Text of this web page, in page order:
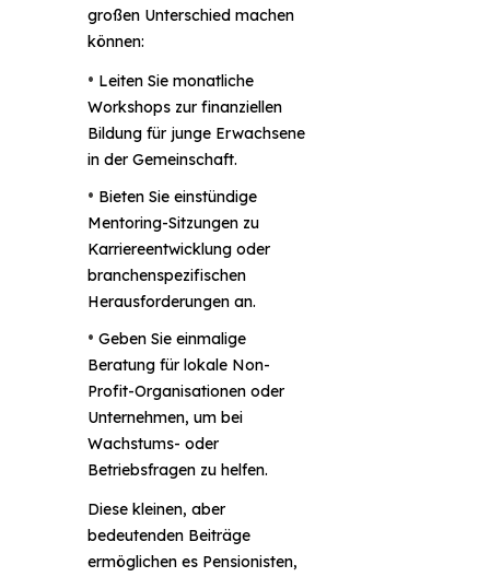
großen Unterschied machen
können:
• Leiten Sie monatliche
Workshops zur finanziellen
Bildung für junge Erwachsene
in der Gemeinschaft.
• Bieten Sie einstündige
Mentoring-Sitzungen zu
Karriereentwicklung oder
branchenspezifischen
Herausforderungen an.
• Geben Sie einmalige
Beratung für lokale Non-
Profit-Organisationen oder
Unternehmen, um bei
Wachstums- oder
Betriebsfragen zu helfen.
Diese kleinen, aber
bedeutenden Beiträge
ermöglichen es Pensionisten,